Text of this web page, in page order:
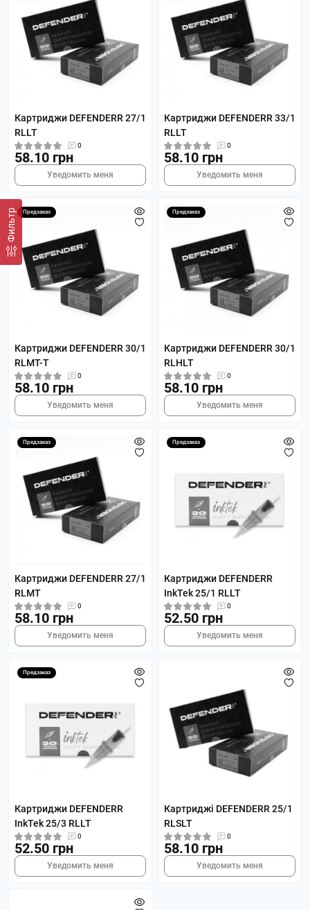
Фильтр
Картриджи DEFENDERR 27/1
RLLT
0
58.10 грн
Уведомить меня
Картриджи DEFENDERR 33/1
RLLT
0
58.10 грн
Уведомить меня
Предзаказ
Картриджи DEFENDERR 30/1
RLMT-T
0
58.10 грн
Уведомить меня
Предзаказ
Картриджи DEFENDERR 30/1
RLHLT
0
58.10 грн
Уведомить меня
Предзаказ
Картриджи DEFENDERR 27/1
RLMT
0
58.10 грн
Уведомить меня
Предзаказ
Картриджи DEFENDERR
InkTek 25/1 RLLT
0
52.50 грн
Уведомить меня
Предзаказ
Картриджи DEFENDERR
InkTek 25/3 RLLT
0
52.50 грн
Уведомить меня
Картриджі DEFENDERR 25/1
RLSLT
0
58.10 грн
Уведомить меня